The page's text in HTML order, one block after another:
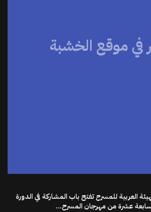
في موقع الخشبة
يساهم في نشر الاخبار والمقالات
العربية للمسرح تفتح باب المشاركة في الدورة
عشرة من مهرجان المسرح...